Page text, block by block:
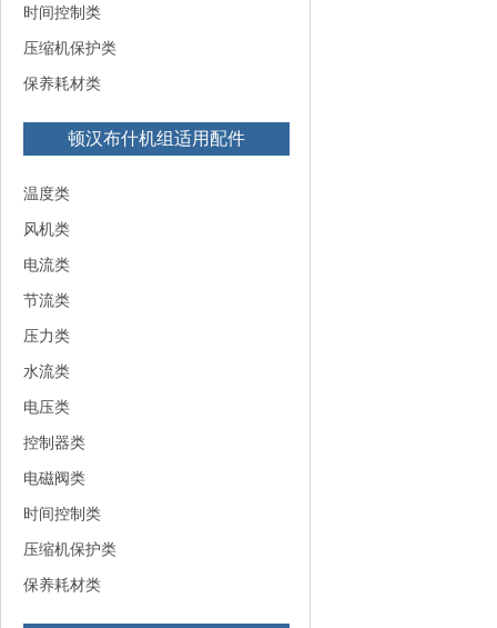
时间控制类
压缩机保护类
保养耗材类
顿汉布什机组适用配件
温度类
风机类
电流类
节流类
压力类
水流类
电压类
控制器类
电磁阀类
时间控制类
压缩机保护类
保养耗材类